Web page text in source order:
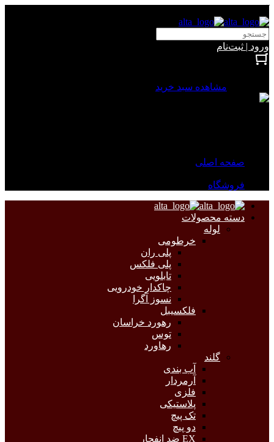
ورود | ثبت‌نام
مشاهده سبد خرید
صفحه اصلی
فروشگاه
دسته محصولات
لوله
خرطومی
پلی ران
پلی فلکس
تابلویی
چاکدار خودرویی
نسوز آگرا
فلکسیبل
رهورد خراسان
توس
رهاورد
گلند
آب بندی
آرمردار
فلزی
پلاستیکی
تک پیچ
دو پیچ
EX ضد انفجار